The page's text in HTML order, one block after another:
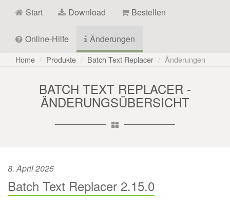
Start Download Bestellen
Online-Hilfe Änderungen
Home Produkte Batch Text Replacer Änderungen
BATCH TEXT REPLACER -
ÄNDERUNGSÜBERSICHT
8. April 2025
Batch Text Replacer 2.15.0